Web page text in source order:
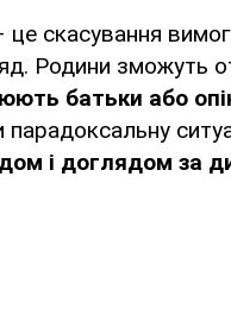
скасування
Родини зможуть
батьки або
парадоксальну
і доглядом за